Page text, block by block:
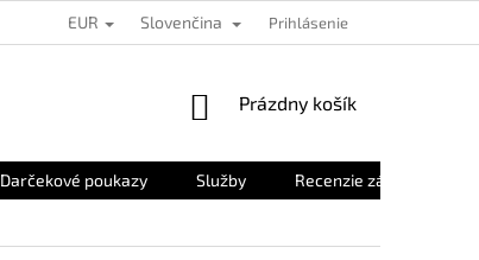
EUR Slovenčina Prihlásenie
NÁKUPNÝ
Prázdny košík
Darčekové poukazy Služby Recenzie zákazníkov